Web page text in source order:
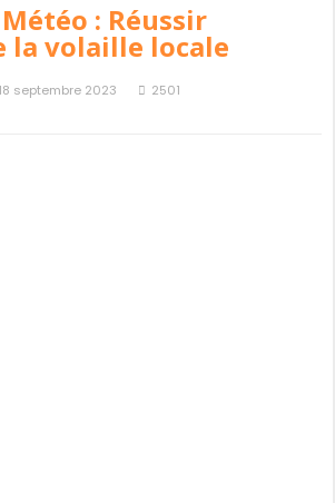
: Réussir
la volaille locale
18 septembre 2023
2501